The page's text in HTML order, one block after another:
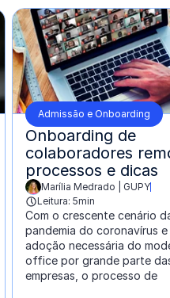
Admissão e Onboarding
Onboarding de
colaboradores
processos e dicas
escrito por:
Marília Medrado | GUPY
Leitura: 5min
Com o crescente cenário
pandemia do coronavírus e
adoção necessária do
office por grande parte
empresas, o processo de